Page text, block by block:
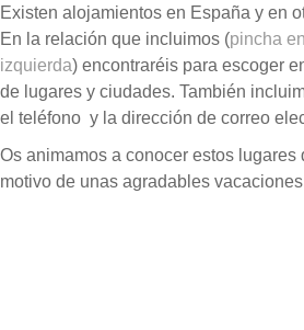
Existen alojamientos en España y en
En la relación que incluimos (pincha
izquierda) encontraréis para escoger
de lugares y ciudades. También
el teléfono y la dirección de correo
Os animamos a conocer estos lugares
motivo de unas agradables